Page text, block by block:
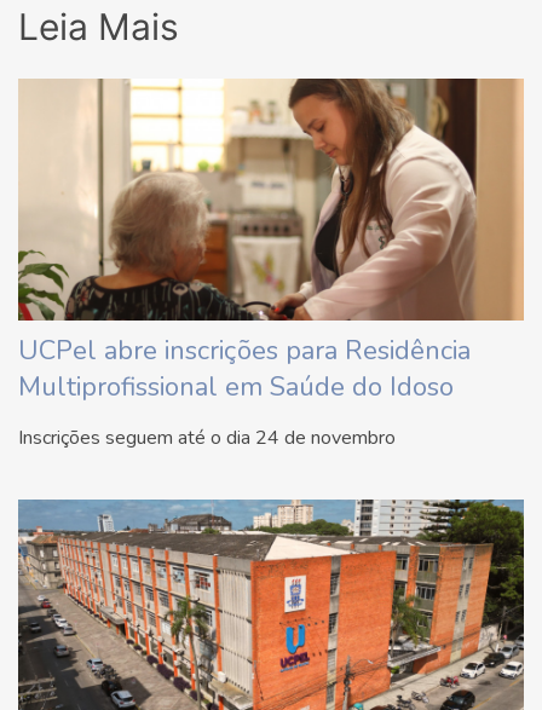
Leia Mais
UCPel abre inscrições para Residência
Multiprofissional em Saúde do Idoso
Inscrições seguem até o dia 24 de novembro